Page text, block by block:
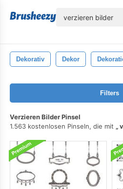
Dekorativ Dekor
Filters
Verzieren Bilder Pinsel
1.563 kostenlosen Pinseln, die mit